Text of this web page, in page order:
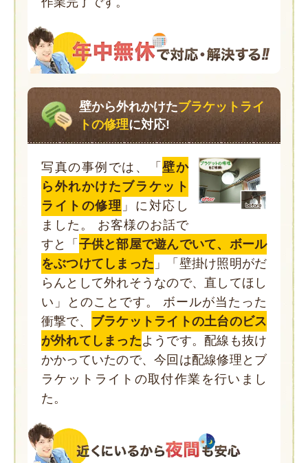
壁から外れかけたブラケットライ
トの修理に対応!
写真の事例では、「壁か
ら外れかけたブラケット
ライトの修理 」に対応し
ました。 お客様のお話で
すと「 子供と部屋で遊んでいて、ボール
をぶつけてしまった 」「壁掛け照明がだ
らんとして外れそうなので、直してほし
い」とのことです。 ボールが当たった
衝撃で、 ブラケットライトの土台のビス
が外れてしまったようです。配線も抜け
かかっていたので、今回は配線修理とブ
ラケットライトの取付作業を行いまし
た。